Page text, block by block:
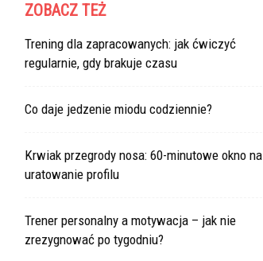
ZOBACZ TEŻ
Trening dla zapracowanych: jak ćwiczyć
regularnie, gdy brakuje czasu
Co daje jedzenie miodu codziennie?
Krwiak przegrody nosa: 60-minutowe okno na
uratowanie profilu
Trener personalny a motywacja – jak nie
zrezygnować po tygodniu?